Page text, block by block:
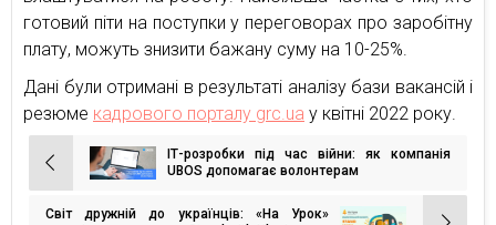
готовий піти на поступки у переговорах про заробітну
плату, можуть знизити бажану суму на 10-25%.
Дані були отримані в результаті аналізу бази вакансій і
резюме кадрового порталу grc.ua у квітні 2022 року.
Навігація
записів
ІТ-розробки під час війни: як компанія
UBOS допомагає волонтерам
Світ дружній до українців: «На Урок»